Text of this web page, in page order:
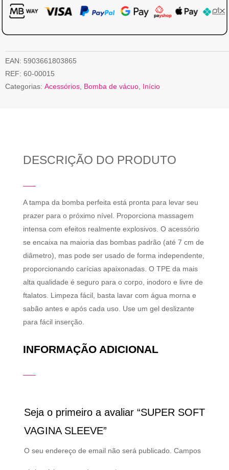
EAN: 5903661803865
REF: 60-00015
Categorias: Acessórios Bomba de vácuo Início
DESCRIÇÃO DO PRODUTO
A tampa da bomba perfeita está pronta para levar seu
prazer para o próximo nível. Proporciona massagem
intensa com efeitos realmente explosivos. O acessório
se encaixa na maioria das bombas padrão (até 7 cm de
diâmetro), mas pode ser usado de forma independente,
proporcionando carícias apaixonadas. O TPE da mais
alta qualidade é seguro para o corpo, inodoro e livre de
ftalatos. Limpeza fácil, basta lavar com água morna e
sabão antes e após cada uso. Use um gel deslizante
para fácil inserção.
INFORMAÇÃO ADICIONAL
Seja o primeiro a avaliar “SUPER SOFT
VAGINA SLEEVE”
O seu endereço de email não será publicado. Campos